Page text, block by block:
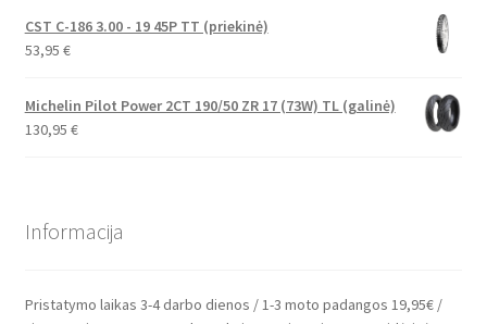
CST C-186 3.00 - 19 45P TT (priekinė)
53,95 €
Michelin Pilot Power 2CT 190/50 ZR 17 (73W) TL (galinė)
130,95 €
Informacija
Pristatymo laikas 3-4 darbo dienos / 1-3 moto padangos 19,95€ /